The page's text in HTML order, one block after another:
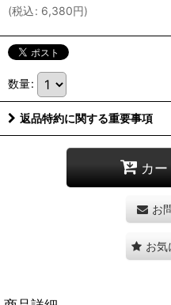
(税込: 6,380円)
数量:
返品特約に関する重要事項
カ
お
お気